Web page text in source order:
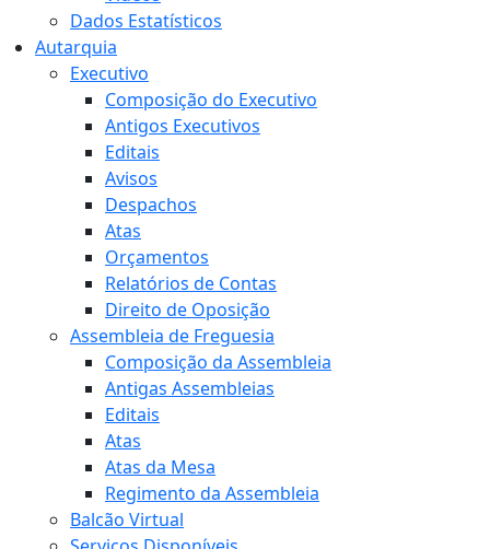
Dados Estatísticos
Autarquia
Executivo
Composição do Executivo
Antigos Executivos
Editais
Avisos
Despachos
Atas
Orçamentos
Relatórios de Contas
Direito de Oposição
Assembleia de Freguesia
Composição da Assembleia
Antigas Assembleias
Editais
Atas
Atas da Mesa
Regimento da Assembleia
Balcão Virtual